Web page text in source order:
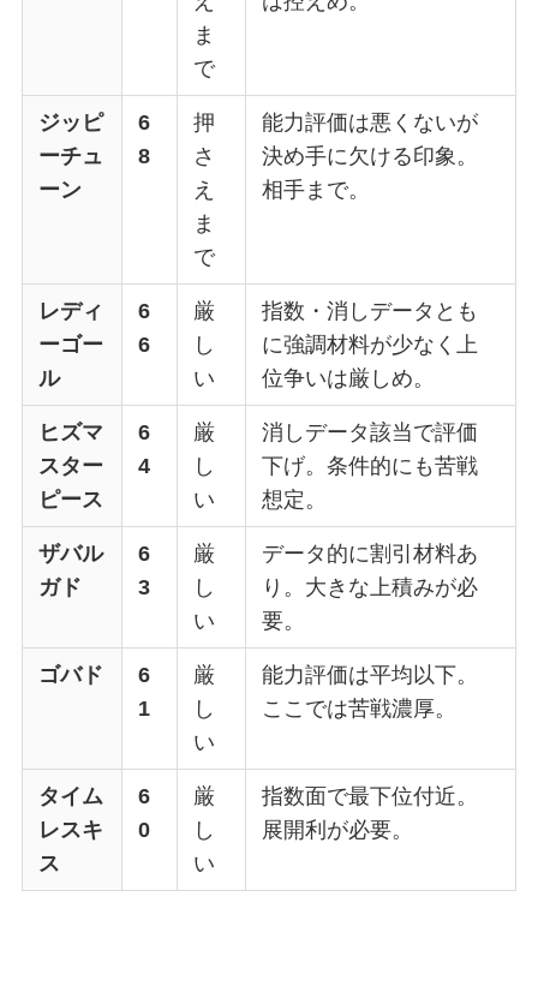
ま
で
ジッピ
ーチュ
ーン
6
8
押
さ
え
ま
で
能力評価は悪くないが
決め手に欠ける印象。
相手まで。
レディ
ーゴー
ル
6
6
厳
し
い
指数・消しデータとも
に強調材料が少なく上
位争いは厳しめ。
ヒズマ
スター
ピース
6
4
厳
し
い
消しデータ該当で評価
下げ。条件的にも苦戦
想定。
ザバル
ガド
6
3
厳
し
い
データ的に割引材料あ
り。大きな上積みが必
要。
ゴバド
6
1
厳
し
い
能力評価は平均以下。
ここでは苦戦濃厚。
タイム
レスキ
ス
6
0
厳
し
い
指数面で最下位付近。
展開利が必要。